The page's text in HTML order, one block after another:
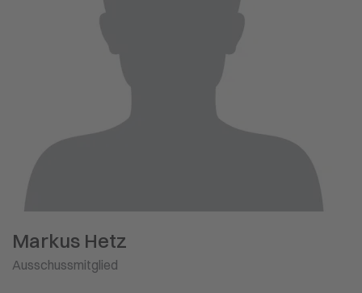
Markus Hetz
Ausschussmitglied